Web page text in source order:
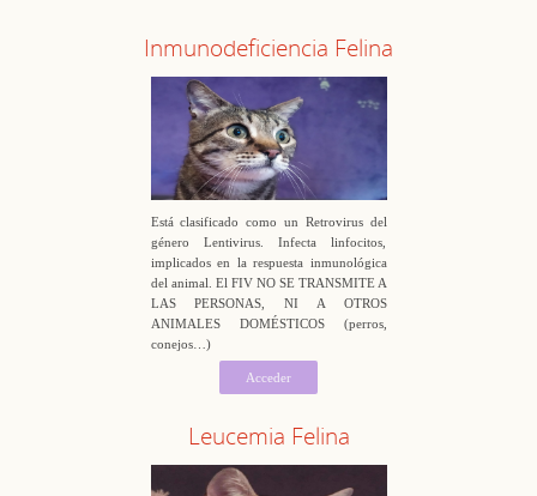
Inmunodeficiencia Felina
Está clasificado como un Retrovirus del
género Lentivirus. Infecta linfocitos,
implicados en la respuesta inmunológica
del animal. El FIV NO SE TRANSMITE A
LAS PERSONAS, NI A OTROS
ANIMALES DOMÉSTICOS (perros,
conejos…)
Acceder
Leucemia Felina